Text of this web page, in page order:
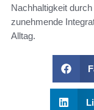
Nachhaltigkeit
zunehmende
Alltag.